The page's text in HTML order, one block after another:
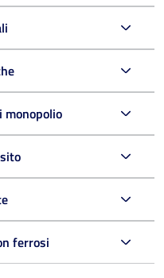
monopolio
ferrosi